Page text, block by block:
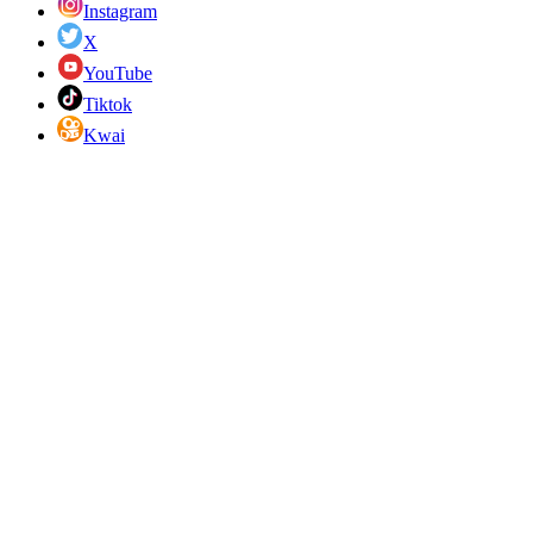
Instagram
X
YouTube
Tiktok
Kwai